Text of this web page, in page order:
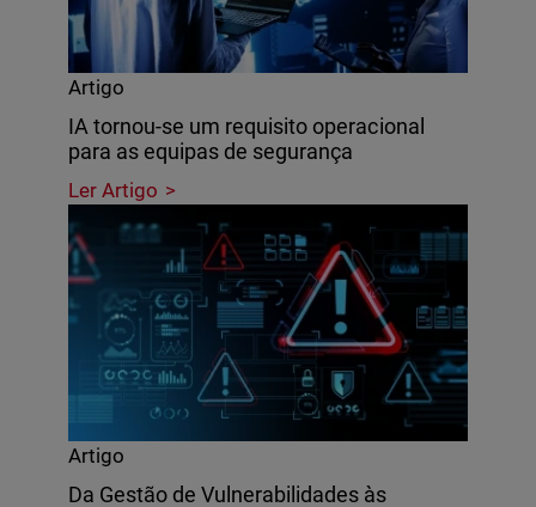
Artigo
IA tornou-se um requisito operacional
para as equipas de segurança
Ler Artigo
Artigo
Da Gestão de Vulnerabilidades às